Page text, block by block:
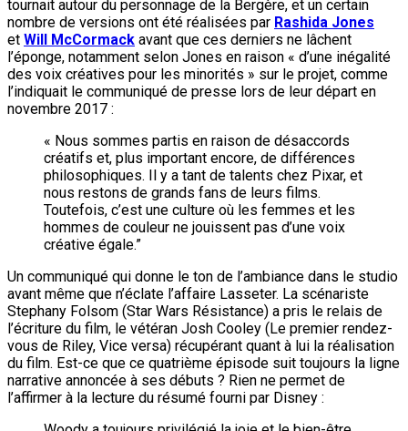
tournait autour du personnage de la Bergère, et un certain
nombre de versions ont été réalisées par Rashida Jones
et Will McCormack avant que ces derniers ne lâchent
l’éponge, notamment selon Jones en raison « d’une inégalité
des voix créatives pour les minorités » sur le projet, comme
l’indiquait le communiqué de presse lors de leur départ en
novembre 2017 :
« Nous sommes partis en raison de désaccords
créatifs et, plus important encore, de différences
philosophiques. Il y a tant de talents chez Pixar, et
nous restons de grands fans de leurs films.
Toutefois, c’est une culture où les femmes et les
hommes de couleur ne jouissent pas d’une voix
créative égale.”
Un communiqué qui donne le ton de l’ambiance dans le studio
avant même que n’éclate l’affaire Lasseter. La scénariste
Stephany Folsom (Star Wars Résistance) a pris le relais de
l’écriture du film, le vétéran Josh Cooley (Le premier rendez-
vous de Riley, Vice versa) récupérant quant à lui la réalisation
du film. Est-ce que ce quatrième épisode suit toujours la ligne
narrative annoncée à ses débuts ? Rien ne permet de
l’affirmer à la lecture du résumé fourni par Disney :